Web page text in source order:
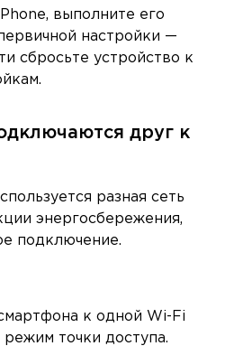
выполните его
настройки —
сбросьте устройство к
друг к
разная сеть
энергосбережения,
подключение.
к одной Wi-Fi
точки доступа.